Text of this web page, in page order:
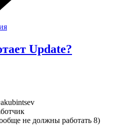
Update?
не должны работать 8)